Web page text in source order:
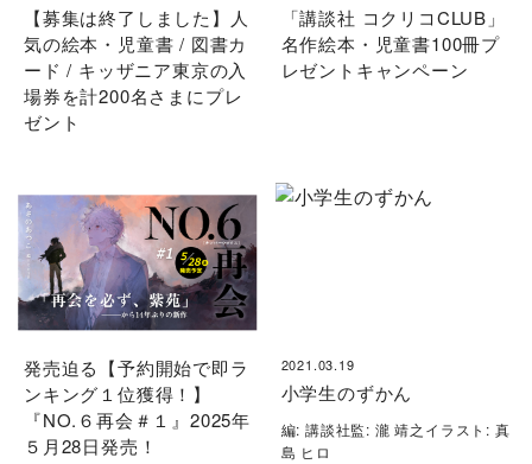
【募集は終了しました】人
気の絵本・児童書 / 図書カ
ード / キッザニア東京の入
場券を計200名さまにプレ
ゼント
「講談社 コクリコCLUB」
名作絵本・児童書100冊プ
レゼントキャンペーン
発売迫る【予約開始で即ラ
ンキング１位獲得！】
『NO.６再会＃１』2025年
５月28日発売！
2021.03.19
小学生のずかん
編: 講談社監: 瀧 靖之イラスト: 真
島 ヒロ